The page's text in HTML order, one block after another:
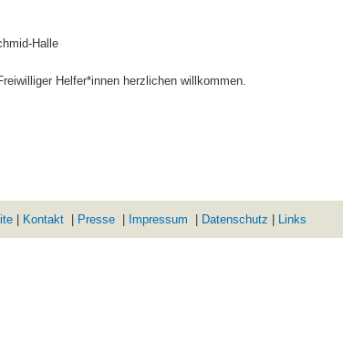
Halle
Helfer*innen herzlichen willkommen.
Kontakt Presse Impressum Datenschutz Links